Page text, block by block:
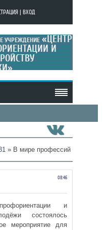
ВХОД
УЧРЕЖДЕНИЕ «ЦЕНТР
И
» В мире профессий
08:46
и
состоялось
мероприятие для